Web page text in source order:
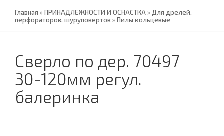
Главная »ПРИНАДЛЕЖНОСТИ И ОСНАСТКА» Для дрелей,
перфораторов, шуруповертов »Пилы кольцевые
Сверло по дер. 70497
30-120мм регул.
балеринка